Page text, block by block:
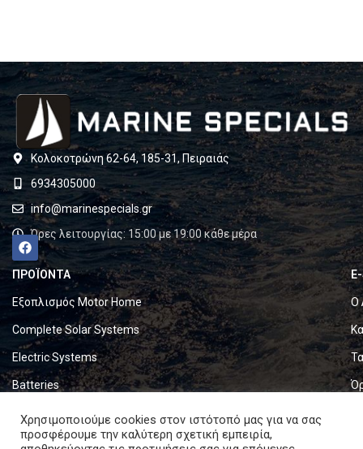
Κολοκοτρώνη 62-64, 185-31, Πειραιάς
6934305000
info@marinespecials.gr
Ώρες λειτουργίας: 15:00 με 19:00 κάθε μέρα
ΠΡΟΪΟΝΤΑ
Εξοπλισμός Motor Home
Complete Solar Systems
Electric Systems
Batteries
Set & Fold Solar Panels
Marine Equipment
Ο
Χρησιμοποιούμε cookies στον ιστότοπό μας για να σας
προσφέρουμε την καλύτερη σχετική εμπειρία,